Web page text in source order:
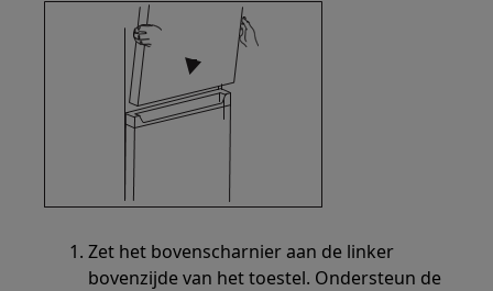
Zet het bovenscharnier aan de linker
bovenzijde van het toestel. Ondersteun de